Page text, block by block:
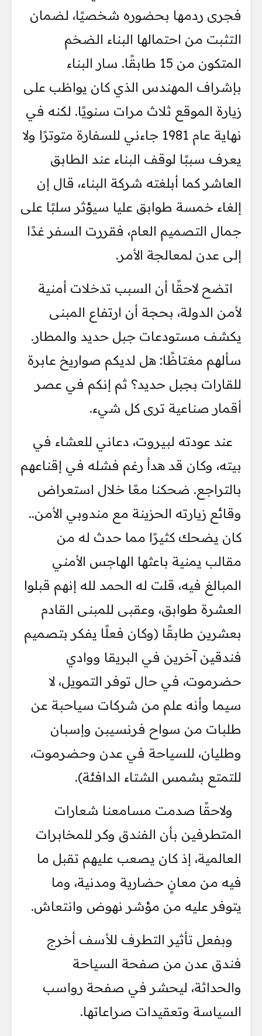
فجرى ردمها بحضوره شخصيًا، لضمان
التثبت من احتمالها البناء الضخم
المتكون من 15 طابقًا. سار البناء
بإشراف المهندس الذي كان يواظب على
زيارة الموقع ثلاث مرات سنويًا. لكنه في
نهاية عام 1981 جاءني للسفارة متوترًا ولا
يعرف سببًا لوقف البناء عند الطابق
العاشر كما أبلغته شركة البناء، قال إن
إلغاء خمسة طوابق عليا سيؤثر سلبًا على
جمال التصميم العام، فقررت السفر غدًا
إلى عدن لمعالجة الأمر.
اتضح لاحقًا أن السبب تدخلات أمنية
لأمن الدولة، بحجة أن ارتفاع المبنى
يكشف مستودعات جبل حديد والمطار.
سألهم مغتاظًا: هل لديكم صواريخ عابرة
للقارات بجبل حديد؟ ثم إنكم في عصر
أقمار صناعية ترى كل شيء.
عند عودته لبيروت، دعاني للعشاء في
بيته، وكان قد هدأ رغم فشله في إقناعهم
بالتراجع. ضحكنا معًا خلال استعراض
وقائع زيارته الحزينة مع مندوبي الأمن..
كان يضحك كثيرًا مما حدث له من
مقالب يمنية باعثها الهاجس الأمني
المبالغ فيه، قلت له الحمد لله إنهم قبلوا
العشرة طوابق، وعقبى للمبنى القادم
بعشرين طابقًا (وكان فعلًا يفكر بتصميم
فندقين آخرين في البريقا ووادي
حضرموت، في حال توفر التمويل، لا
سيما وأنه علم من شركات سياحبة عن
طلبات من سواح فرنسيبن وإسبان
وطليان، للسياحة في عدن وحضرموت،
للتمتع بشمس الشتاء الدافئة).
ولاحقًا صدمت مسامعنا شعارات
المتطرفين بأن الفندق وكر للمخابرات
العالمية، إذ كان يصعب عليهم تقبل ما
فيه من معانٍ حضارية ومدنية، وما
يتوفر عليه من مؤشر نهوض وانتعاش.
وبفعل تأثير التطرف للأسف أخرج
فندق عدن من صفحة السياحة
والحداثة، ليحشر في صفحة رواسب
السياسة وتعقيدات صراعاتها.